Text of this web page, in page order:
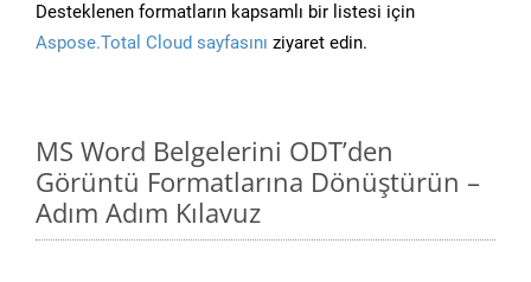
Desteklenen formatların kapsamlı bir listesi için
Aspose.Total Cloud sayfasını ziyaret edin.
MS Word Belgelerini ODT’den
Görüntü Formatlarına Dönüştürün –
Adım Adım Kılavuz